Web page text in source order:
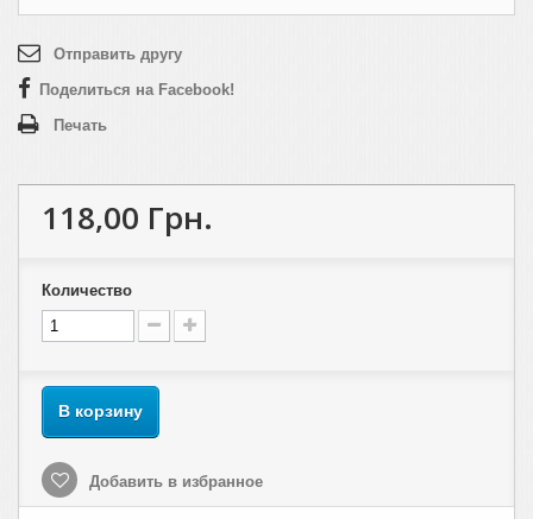
Отправить другу
Поделиться на Facebook!
Печать
118,00 Грн.
Количество
В корзину
Добавить в избранное